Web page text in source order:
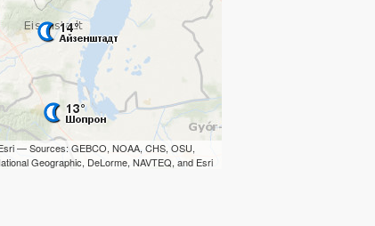
— Sources: GEBCO, NOAA, CHS, OSU,
Geographic, DeLorme, NAVTEQ, and Esri